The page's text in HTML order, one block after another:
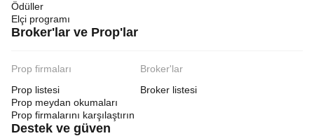
Ödüller
Elçi programı
Broker'lar ve Prop'lar
Prop firmaları
Prop listesi
Prop meydan okumaları
Prop firmalarını karşılaştırın
Broker'lar
Broker listesi
Destek ve güven